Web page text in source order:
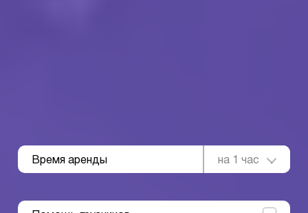
Время аренды на 1 час